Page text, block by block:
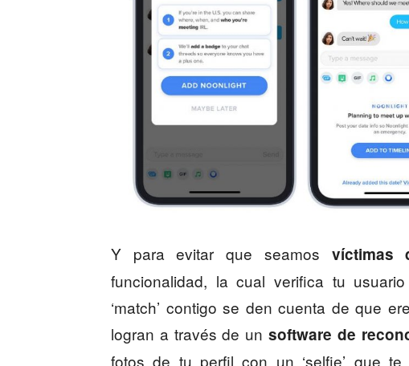
Y para evitar que seamos víctimas
funcionalidad, la cual verifica tu
‘match’ contigo se den cuenta de que
logran a través de unsoftware de
fotos de tu perfil con un ‘selfie’ que